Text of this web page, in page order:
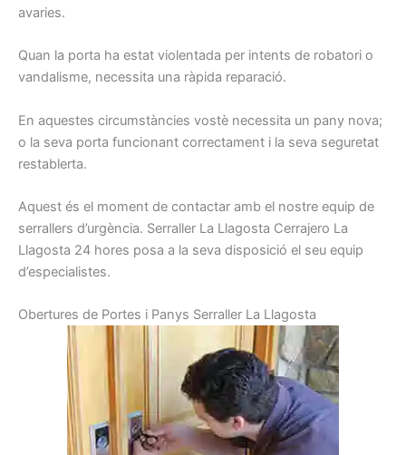
avaries.
Quan la porta ha estat violentada per intents de robatori o
vandalisme, necessita una ràpida reparació.
En aquestes circumstàncies vostè necessita un pany nova;
o la seva porta funcionant correctament i la seva seguretat
restablerta.
Aquest és el moment de contactar amb el nostre equip de
serrallers d’urgència. Serraller La Llagosta Cerrajero La
Llagosta 24 hores posa a la seva disposició el seu equip
d’especialistes.
Obertures de Portes i Panys Serraller La Llagosta